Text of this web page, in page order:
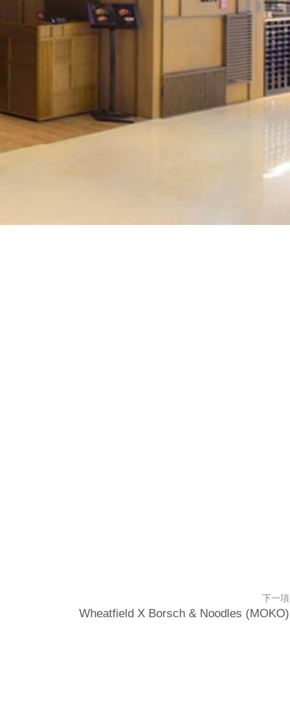
下一項
Wheatfield X Borsch & Noodles (MOKO)